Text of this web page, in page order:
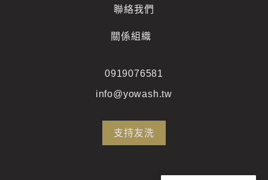
聯絡我們
關係組織
0919076581
info@yowash.tw
支持友洗